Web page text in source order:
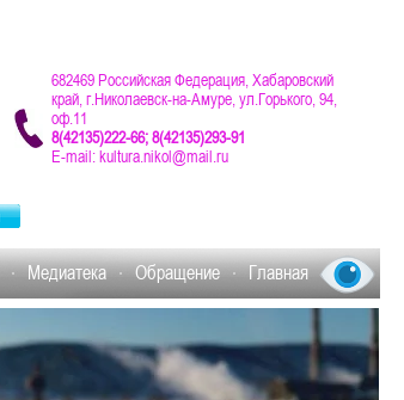
682469 Российская Федерация, Хабаровский
край, г.Николаевск-на-Амуре, ул.Горького, 94,
оф.11
8(42135)222-66; 8(42135)293-91
E-mail:kultura.nikol@mail.ru
Медиатека Обращение Главная